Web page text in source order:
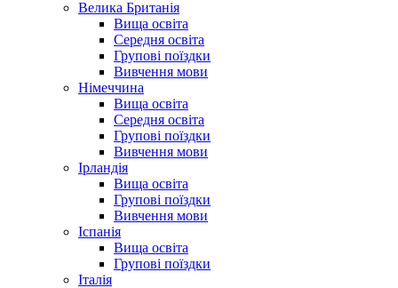
Велика Британія
Вища освіта
Середня освіта
Групові поїздки
Вивчення мови
Німеччина
Вища освіта
Середня освіта
Групові поїздки
Вивчення мови
Ірландія
Вища освіта
Групові поїздки
Вивчення мови
Іспанія
Вища освіта
Групові поїздки
Італія